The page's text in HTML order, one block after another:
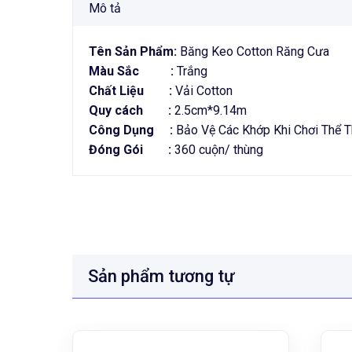
Mô tả
Tên Sản Phẩm: Băng Keo Cotton Răng Cưa
Màu Sắc : Trắng
Chất Liệu : Vải Cotton
Quy cách : 2.5cm*9.14m
Công Dụng : Bảo Vệ Các Khớp Khi Chơi Thể
Đóng Gói : 360 cuộn/ thùng
Sản phẩm tương tự